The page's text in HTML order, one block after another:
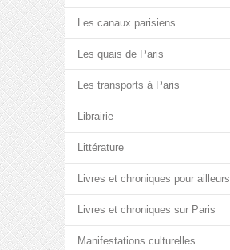
Les canaux parisiens
Les quais de Paris
Les transports à Paris
Librairie
Littérature
Livres et chroniques pour ailleurs
Livres et chroniques sur Paris
Manifestations culturelles